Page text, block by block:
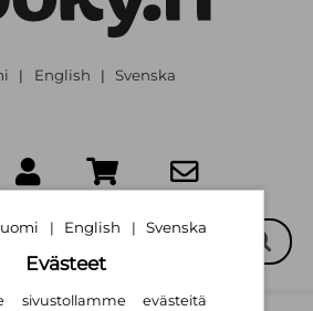
| English | Svenska
| English | Svenska
Evästeet
sivustollamme evästeitä